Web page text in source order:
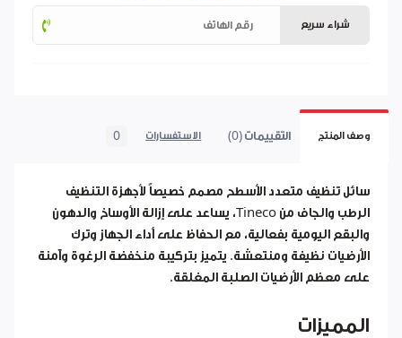
شراء سريع
وصف المنتج التقييمات (0) الاستفسارات 0
سائل تنظيف متعدد الأسطح مصمم خصيصاً لأجهزة التنظيف
الرطب والجاف من Tineco، يساعد على إزالة الأوساخ والدهون
والبقع اليومية بفعالية، مع الحفاظ على أداء الجهاز وترك
الأرضيات نظيفة ومنتعشة. يتميز بتركيبة منخفضة الرغوة وآمنة
على معظم الأرضيات الصلبة المغلقة.
المميزات